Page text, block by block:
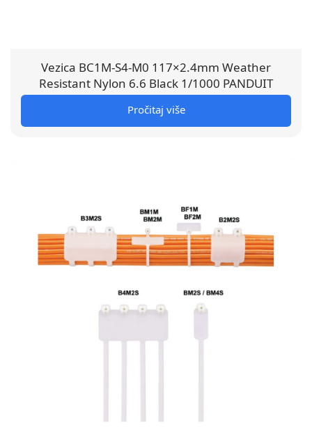
Vezica BC1M-S4-M0 117×2.4mm Weather
Resistant Nylon 6.6 Black 1/1000 PANDUIT
Pročitaj više